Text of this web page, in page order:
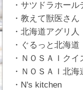
・サツドラホー
・教えて獣医さん
・北海道アグリ人
・ぐるっと北海道
・ＮＯＳＡＩクイ
・ＮＯＳＡＩ北
・N's kitchen